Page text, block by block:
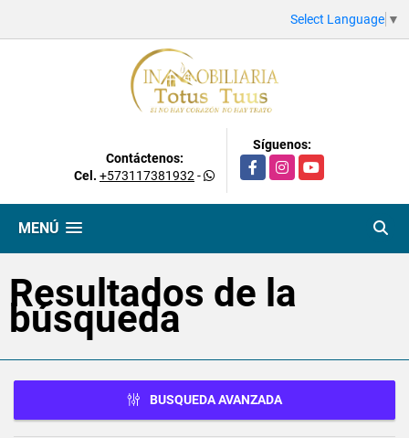
Select Language ▼
Contáctenos:
Cel. +573117381932 -
Síguenos:
FacebookInstagramYouTube
MENÚ
Resultados de la
búsqueda
BUSQUEDA AVANZADA